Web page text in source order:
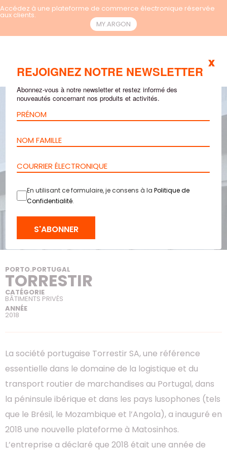
Accédez à une plateforme de commerce électronique réservée
aux clients.
MY.ARGON
PORTO.PORTUGAL
TORRESTIR
CATÉGORIE
BÂTIMENTS PRIVÉS
ANNÉE
2018
La société portugaise Torrestir SA, une référence
essentielle dans le domaine de la logistique et du
transport routier de marchandises au Portugal, dans
la péninsule ibérique et dans les pays lusophones (tels
que le Brésil, le Mozambique et l’Angola), a inauguré en
2018 une nouvelle plateforme à Matosinhos.
L’entreprise a déclaré que 2018 était une année de
REJOIGNEZ NOTRE NEWSLETTER
Abonnez-vous à notre newsletter et restez informé des
nouveautés concernant nos produits et activités.
En utilisant ce formulaire, je consens à la Politique de
Confidentialité.
S'ABONNER
x